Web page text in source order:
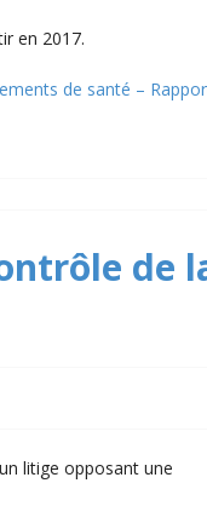
en 2017.
de santé –
de
litige opposant une